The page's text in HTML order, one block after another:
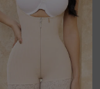
Ajouter
wishlist